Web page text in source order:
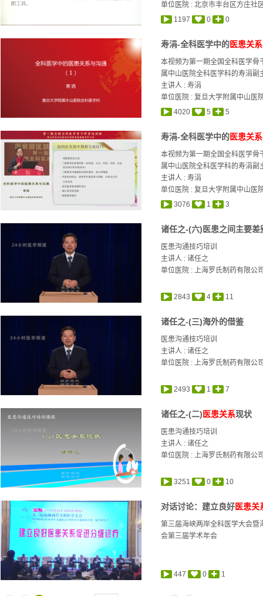
单位医院 : 北京市丰台区方庄社
1197
0 0
寿涓-全科医学中的医患关系
本视频为第一期全国全科医学
属中山医院全科医学科的寿涓副
主讲人 :寿涓
单位医院 : 复旦大学附属中山医
4020
5 5
寿涓-全科医学中的医患关系
本视频为第一期全国全科医学
属中山医院全科医学科的寿涓副
主讲人 :寿涓
单位医院 : 复旦大学附属中山医
3076
1 3
诸任之-(六)医患之间主要差
医患沟通技巧培训
主讲人 :诸任之
单位医院 : 上海罗氏制药有限公
2843 4 11
诸任之-(三)海外的借鉴
医患沟通技巧培训
主讲人 :诸任之
单位医院 : 上海罗氏制药有限公
2493 1 7
诸任之-(二) 医患关系现状
医患沟通技巧培训
主讲人 :诸任之
单位医院 : 上海罗氏制药有限公
3251 0 10
对话讨论：建立良好医患关
第三届海峡两岸全科医学大会
会第三届学术年会
447 0 1